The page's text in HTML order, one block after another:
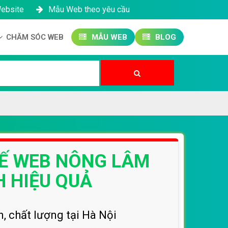
Mẫu Web theo yêu cầu
CHĂM SÓC WEB MẪU WEB BLOG
WEB NÔNG LÂM
HIỆU QUẢ
chất lượng tại Hà Nội